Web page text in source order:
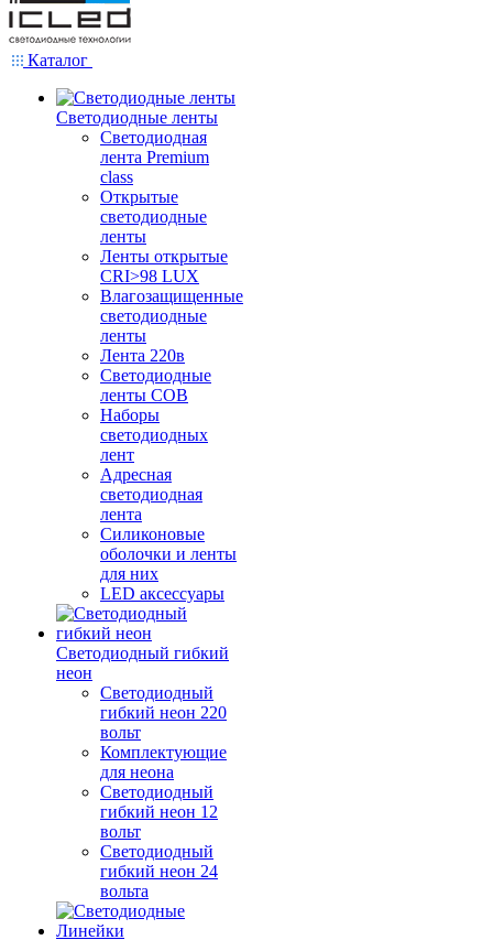
Каталог
Светодиодные ленты
Светодиодная
лента Premium
class
Открытые
светодиодные
ленты
Ленты открытые
CRI>98 LUX
Влагозащищенные
светодиодные
ленты
Лента 220в
Светодиодные
ленты COB
Наборы
светодиодных
лент
Адресная
светодиодная
лента
Силиконовые
оболочки и ленты
для них
LED аксессуары
Светодиодный гибкий
неон
Светодиодный
гибкий неон 220
вольт
Комплектующие
для неона
Светодиодный
гибкий неон 12
вольт
Светодиодный
гибкий неон 24
вольта